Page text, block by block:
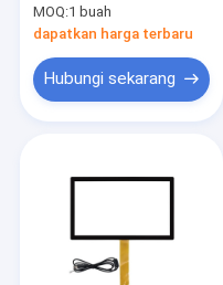
MOQ:1 buah
dapatkan harga terbaru
Hubungi sekarang